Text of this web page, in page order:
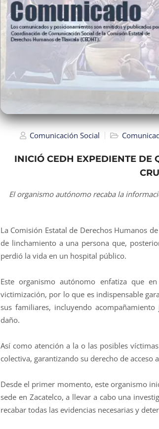
Comunicación Social
INICIÓ CEDH EXPEDIENTE DE
El organismo autónomo recaba la
La Comisión Estatal de Derechos Humanos
de linchamiento a una persona que,
perdió la vida en un hospital público.
Este organismo autónomo enfatiza que
victimización, por lo que es indispensable
sus familiares, incluyendo
daño.
Así como atención a la o las posibles
colectiva, garantizando su derecho de
Desde el primer momento, este organismo
sede en Zacatelco, a llevar a cabo una
recabar todas las evidencias necesarias y